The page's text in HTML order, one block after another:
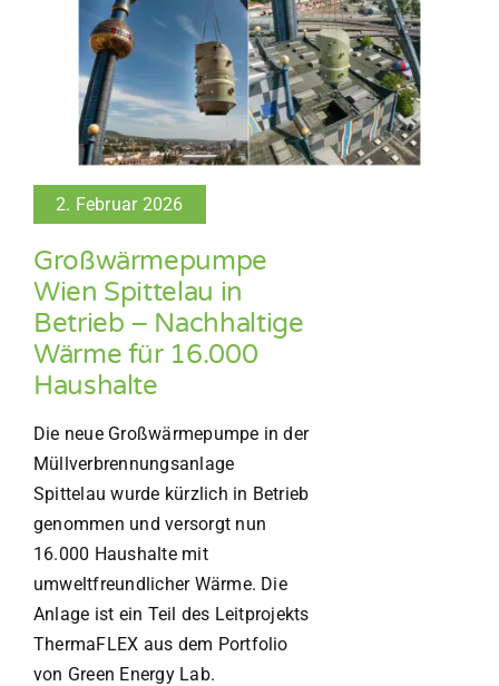
2. Februar 2026
Großwärmepumpe
Wien Spittelau in
Betrieb – Nachhaltige
Wärme für 16.000
Haushalte
Die neue Großwärmepumpe in der
Müllverbrennungsanlage
Spittelau wurde kürzlich in Betrieb
genommen und versorgt nun
16.000 Haushalte mit
umweltfreundlicher Wärme. Die
Anlage ist ein Teil des Leitprojekts
ThermaFLEX aus dem Portfolio
von Green Energy Lab.